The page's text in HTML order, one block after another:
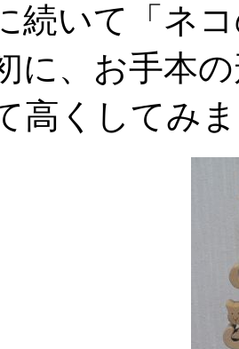
続いて「ネ
に、お手本
高くしてみ